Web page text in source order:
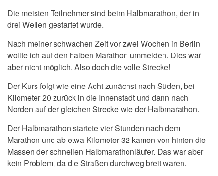
Die meisten Teilnehmer sind beim Halbmarathon, der in
drei Wellen gestartet wurde.
Nach meiner schwachen Zeit vor zwei Wochen in Berlin
wollte ich auf den halben Marathon ummelden. Dies war
aber nicht möglich. Also doch die volle Strecke!
Der Kurs folgt wie eine Acht zunächst nach Süden, bei
Kilometer 20 zurück in die Innenstadt und dann nach
Norden auf der gleichen Strecke wie der Halbmarathon.
Der Halbmarathon startete vier Stunden nach dem
Marathon und ab etwa Kilometer 32 kamen von hinten die
Massen der schnellen Halbmarathonläufer. Das war aber
kein Problem, da die Straßen durchweg breit waren.